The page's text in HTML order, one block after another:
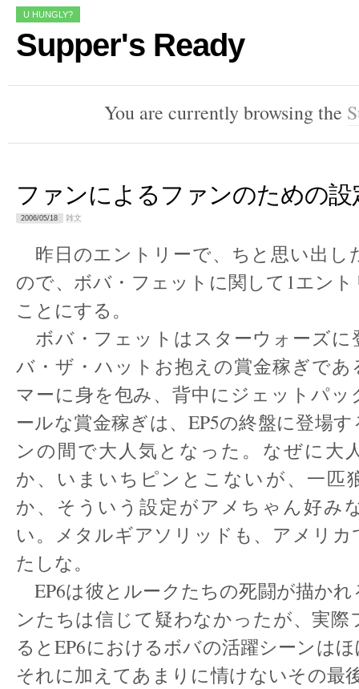
U HUNGLY?
Supper's Ready
You are currently browsing the
ファンによるファンのための設
2006/05/18 雑文
昨日のエントリーで、ちと思い出し
ので、ボバ・フェットに関して1エン
ことにする。
ボバ・フェットはスターウォーズに
バ・ザ・ハットお抱えの賞金稼ぎであ
マーに身を包み、背中にジェットパッ
ールな賞金稼ぎは、EP5の終盤に登場
ンの間で大人気となった。なぜに大
か、いまいちピンとこないが、一匹
か、そういう設定がアメちゃん好み
い。メタルギアソリッドも、アメリカ
たしな。
EP6は彼とルークたちの死闘が描か
ンたちは信じて疑わなかったが、実際
るとEP6におけるボバの活躍シーンは
それに加えてあまりに情けないその最